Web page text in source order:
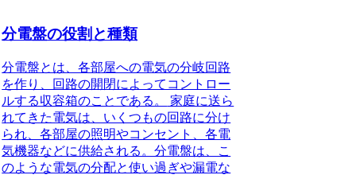
分電盤の役割と種類
分電盤とは、各部屋への電気の分岐回路
を作り、回路の開閉によってコントロー
ルする収容箱のことである。
家庭に送ら
れてきた電気は、いくつもの回路に分け
られ、各部屋の照明やコンセント、各電
気機器などに供給される。分電盤は、こ
のような電気の分配と使い過ぎや漏電な